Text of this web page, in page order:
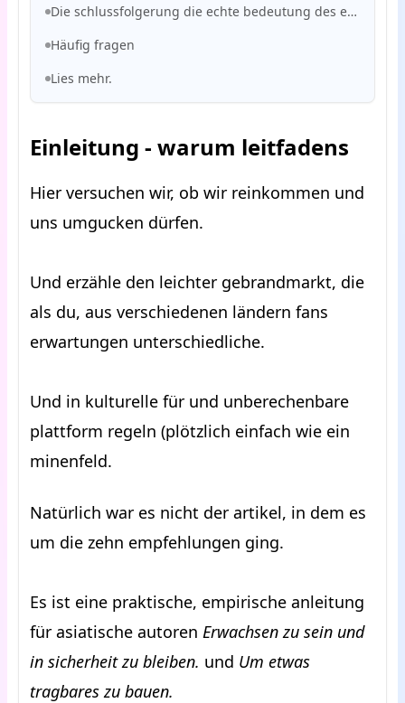
Die schlussfolgerung die echte bedeutung des erfolgs
Häufig fragen
Lies mehr.
Einleitung - warum leitfadens
Hier versuchen wir, ob wir reinkommen und
uns umgucken dürfen.
Und erzähle den leichter gebrandmarkt, die
als du, aus verschiedenen ländern fans
erwartungen unterschiedliche.
Und in kulturelle für und unberechenbare
plattform regeln (plötzlich einfach wie ein
minenfeld.
Natürlich war es nicht der artikel, in dem es
um die zehn empfehlungen ging.
Es ist eine praktische, empirische anleitung
für asiatische autoren Erwachsen zu sein und
in sicherheit zu bleiben. und Um etwas
tragbares zu bauen.